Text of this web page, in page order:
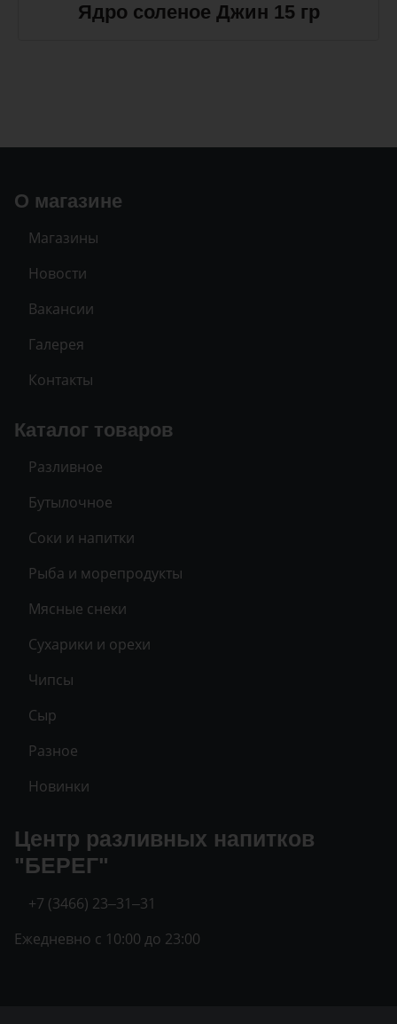
Ядро соленое Джин 15 гр
О магазине
Магазины
Новости
Вакансии
Галерея
Контакты
Каталог товаров
Разливное
Бутылочное
Соки и напитки
Рыба и морепродукты
Мясные снеки
Сухарики и орехи
Чипсы
Сыр
Разное
Новинки
Центр разливных напитков
"БЕРЕГ"
+7 (3466) 23‒31‒31
Ежедневно с 10:00 до 23:00